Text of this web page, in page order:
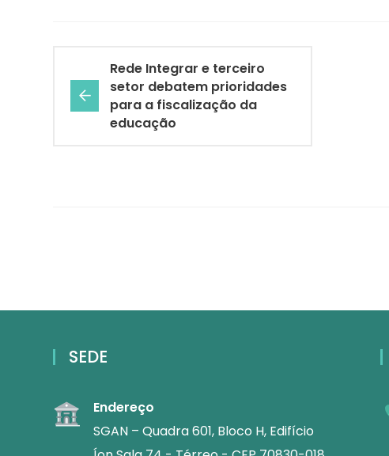
Rede Integrar e terceiro
setor debatem prioridades
para a fiscalização da
educação
SEDE
Endereço
SGAN – Quadra 601, Bloco H, Edifício